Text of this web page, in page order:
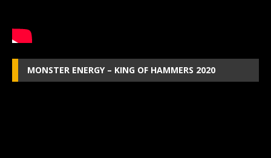
MONSTER ENERGY – KING OF HAMMERS 2020